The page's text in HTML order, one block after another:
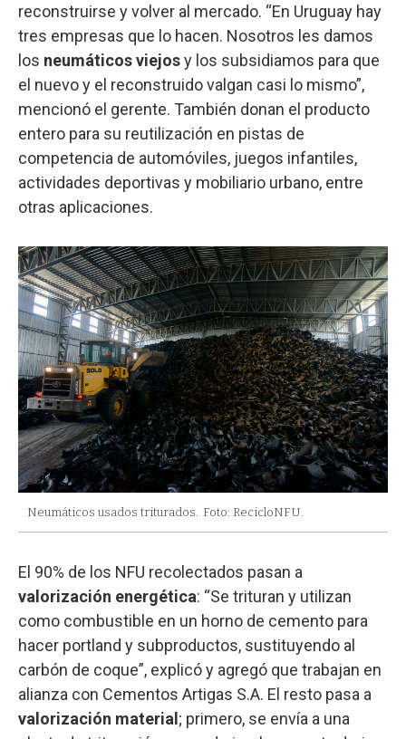
reconstruirse y volver al mercado. “En Uruguay hay
tres empresas que lo hacen. Nosotros les damos
los neumáticos viejosy los subsidiamos para que
el nuevo y el reconstruido valgan casi lo mismo”,
mencionó el gerente. También donan el producto
entero para su reutilización en pistas de
competencia de automóviles, juegos infantiles,
actividades deportivas y mobiliario urbano, entre
otras aplicaciones.
Neumáticos usados triturados. Foto: RecicloNFU.
El 90% de los NFU recolectados pasan a
valorización energética: “Se trituran y utilizan
como combustible en un horno de cemento para
hacer portland y subproductos, sustituyendo al
carbón de coque”, explicó y agregó que trabajan en
alianza con Cementos Artigas S.A. El resto pasa a
valorización material ; primero, se envía a una